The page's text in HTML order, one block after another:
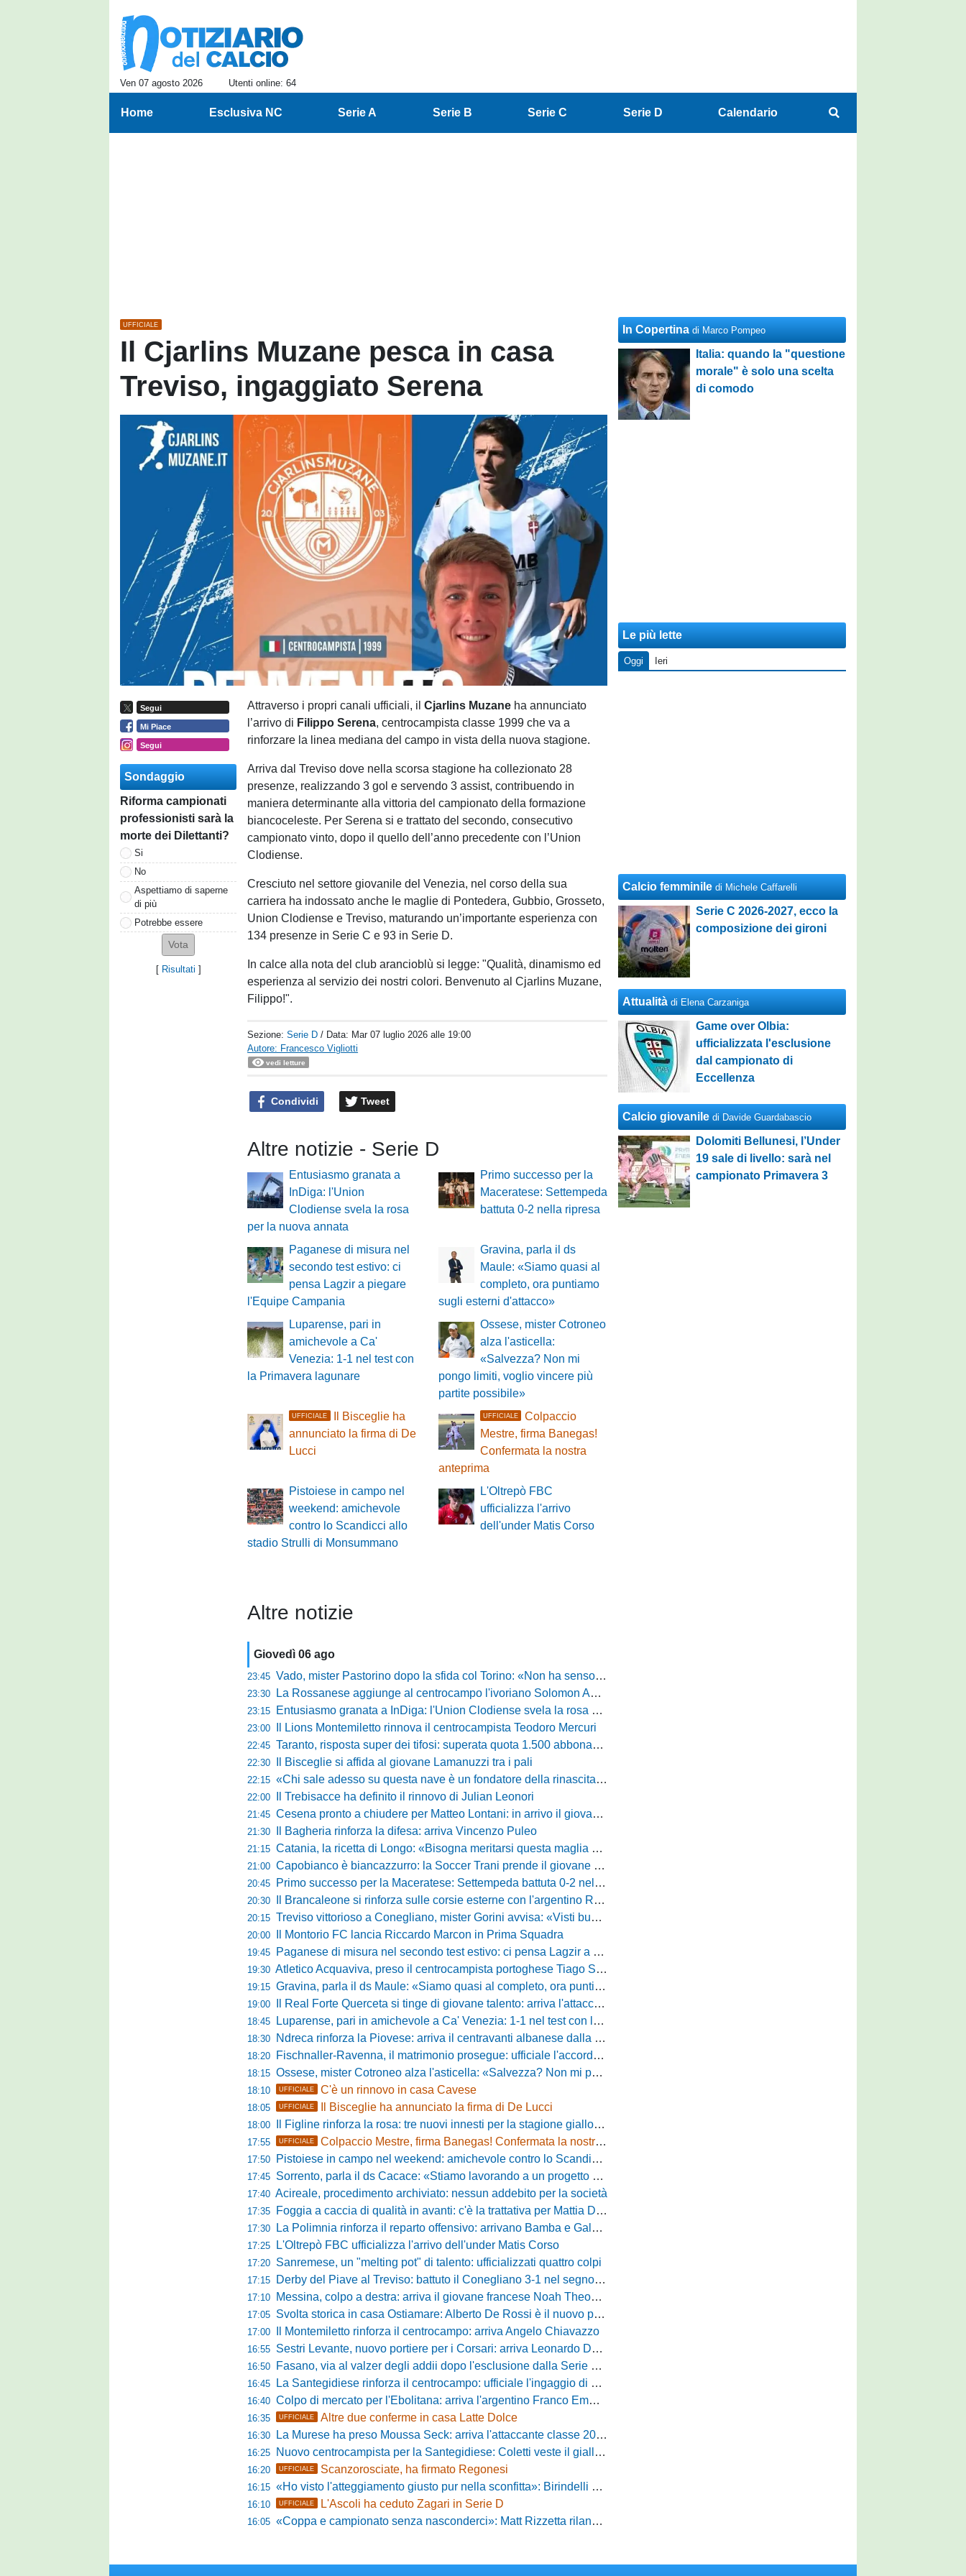
Ven 07 agosto 2026 Utenti online: 64
Home Esclusiva NC Serie A Serie B Serie C Serie D Calendario
UFFICIALE
Il Cjarlins Muzane pesca in casa
Treviso, ingaggiato Serena
Segui
Mi Piace
Segui
Sondaggio
Riforma campionati
professionisti sarà la
morte dei Dilettanti?
Si
No
Aspettiamo di saperne
di più
Potrebbe essere
[ Risultati ]
Attraverso i propri canali ufficiali, ilCjarlins Muzane ha annunciato
l’arrivo di Filippo Serena, centrocampista classe 1999 che va a
rinforzare la linea mediana del campo in vista della nuova stagione.
Arriva dal Treviso dove nella scorsa stagione ha collezionato 28
presenze, realizzando 3 gol e servendo 3 assist, contribuendo in
maniera determinante alla vittoria del campionato della formazione
biancoceleste. Per Serena si e trattato del secondo, consecutivo
campionato vinto, dopo il quello dell’anno precedente con l’Union
Clodiense.
Cresciuto nel settore giovanile del Venezia, nel corso della sua
carriera ha indossato anche le maglie di Pontedera, Gubbio, Grosseto,
Union Clodiense e Treviso, maturando un’importante esperienza con
134 presenze in Serie C e 93 in Serie D.
In calce alla nota del club arancioblù si legge: "Qualità, dinamismo ed
esperienza al servizio dei nostri colori. Benvenuto al Cjarlins Muzane,
Filippo!".
Sezione:Serie D / Data: Mar 07 luglio 2026 alle 19:00
Autore: Francesco Vigliotti
vedi letture
Condividi Tweet
Altre notizie - Serie D
Entusiasmo granata a
InDiga: l'Union
Clodiense svela la rosa
per la nuova annata
Primo successo per la
Maceratese: Settempeda
battuta 0-2 nella ripresa
Paganese di misura nel
secondo test estivo: ci
pensa Lagzir a piegare
l'Equipe Campania
Gravina, parla il ds
Maule: «Siamo quasi al
completo, ora puntiamo
sugli esterni d'attacco»
Luparense, pari in
amichevole a Ca'
Venezia: 1-1 nel test con
la Primavera lagunare
Ossese, mister Cotroneo
alza l'asticella:
«Salvezza? Non mi
pongo limiti, voglio vincere più
partite possibile»
UFFICIALE
Il Bisceglie ha
annunciato la firma di De
Lucci
UFFICIALE
Colpaccio
Mestre, firma Banegas!
Confermata la nostra
anteprima
Pistoiese in campo nel
weekend: amichevole
contro lo Scandicci allo
stadio Strulli di Monsummano
L'Oltrepò FBC
ufficializza l'arrivo
dell'under Matis Corso
Altre notizie
Giovedì 06 ago
23:45 Vado, mister Pastorino dopo la sfida col Torino: «Non ha senso chiudersi e fare le barricate»
23:30 La Rossanese aggiunge al centrocampo l'ivoriano Solomon Andrews Manu
23:15 Entusiasmo granata a InDiga: l'Union Clodiense svela la rosa per la nuova annata
23:00 Il Lions Montemiletto rinnova il centrocampista Teodoro Mercuri
22:45 Taranto, risposta super dei tifosi: superata quota 1.500 abbonamenti
22:30 Il Bisceglie si affida al giovane Lamanuzzi tra i pali
22:15 «Chi sale adesso su questa nave è un fondatore della rinascita»: Davis carica l'ambiente Messina
22:00 Il Trebisacce ha definito il rinnovo di Julian Leonori
21:45 Cesena pronto a chiudere per Matteo Lontani: in arrivo il giovane talento dello Spezia
21:30 Il Bagheria rinforza la difesa: arriva Vincenzo Puleo
21:15 Catania, la ricetta di Longo: «Bisogna meritarsi questa maglia ogni singolo giorno»
21:00 Capobianco è biancazzurro: la Soccer Trani prende il giovane attaccante ex Monopoli
20:45 Primo successo per la Maceratese: Settempeda battuta 0-2 nella ripresa
20:30 Il Brancaleone si rinforza sulle corsie esterne con l'argentino Rotela
20:15 Treviso vittorioso a Conegliano, mister Gorini avvisa: «Visti buoni spunti, ma c'è ancora tanto da lavorare»
20:00 Il Montorio FC lancia Riccardo Marcon in Prima Squadra
19:45 Paganese di misura nel secondo test estivo: ci pensa Lagzir a piegare l'Equipe Campania
19:30 Atletico Acquaviva, preso il centrocampista portoghese Tiago Santos
19:15 Gravina, parla il ds Maule: «Siamo quasi al completo, ora puntiamo sugli esterni d'attacco»
19:00 Il Real Forte Querceta si tinge di giovane talento: arriva l'attaccante Lucchesi
18:45 Luparense, pari in amichevole a Ca' Venezia: 1-1 nel test con la Primavera lagunare
18:30 Ndreca rinforza la Piovese: arriva il centravanti albanese dalla serie D
18:20 Fischnaller-Ravenna, il matrimonio prosegue: ufficiale l'accordo quinquennale per l'attacco
18:15 Ossese, mister Cotroneo alza l'asticella: «Salvezza? Non mi pongo limiti, voglio vincere più partite possibile»
18:10 UFFICIALE C'è un rinnovo in casa Cavese
18:05 UFFICIALE Il Bisceglie ha annunciato la firma di De Lucci
18:00 Il Figline rinforza la rosa: tre nuovi innesti per la stagione gialloblù
17:55 UFFICIALE Colpaccio Mestre, firma Banegas! Confermata la nostra anteprima
17:50 Pistoiese in campo nel weekend: amichevole contro lo Scandicci allo stadio Strulli di Monsummano
17:45 Sorrento, parla il ds Cacace: «Stiamo lavorando a un progetto ambizioso»
17:40 Acireale, procedimento archiviato: nessun addebito per la società
17:35 Foggia a caccia di qualità in avanti: c'è la trattativa per Mattia Della Morte
17:30 La Polimnia rinforza il reparto offensivo: arrivano Bamba e Galeota
17:25 L'Oltrepò FBC ufficializza l'arrivo dell'under Matis Corso
17:20 Sanremese, un "melting pot" di talento: ufficializzati quattro colpi
17:15 Derby del Piave al Treviso: battuto il Conegliano 3-1 nel segno di Gerbi e Vita
17:10 Messina, colpo a destra: arriva il giovane francese Noah Theodore
17:05 Svolta storica in casa Ostiamare: Alberto De Rossi è il nuovo presidente biancoviola
17:00 Il Montemiletto rinforza il centrocampo: arriva Angelo Chiavazzo
16:55 Sestri Levante, nuovo portiere per i Corsari: arriva Leonardo De Franceschi
16:50 Fasano, via al valzer degli addii dopo l'esclusione dalla Serie D: Salzano verso una big campana
16:45 La Santegidiese rinforza il centrocampo: ufficiale l'ingaggio di Luca Scimia
16:40 Colpo di mercato per l'Ebolitana: arriva l'argentino Franco Emmanuel Boló
16:35 UFFICIALE Altre due conferme in casa Latte Dolce
16:30 La Murese ha preso Moussa Seck: arriva l'attaccante classe 2006
16:25 Nuovo centrocampista per la Santegidiese: Coletti veste il giallorosso
16:20 UFFICIALE Scanzorosciate, ha firmato Regonesi
16:15 «Ho visto l'atteggiamento giusto pur nella sconfitta»: Birindelli promuove il Novara nonostante il KO di Chiavari
16:10 UFFICIALE L'Ascoli ha ceduto Zagari in Serie D
16:05 «Coppa e campionato senza nasconderci»: Matt Rizzetta rilancia le ambizioni del Campobasso
In Copertina di Marco Pompeo
Italia: quando la "questione
morale" è solo una scelta
di comodo
Le più lette
Oggi Ieri
Calcio femminile di Michele Caffarelli
Serie C 2026-2027, ecco la
composizione dei gironi
Attualità di Elena Carzaniga
Game over Olbia:
ufficializzata l'esclusione
dal campionato di
Eccellenza
Calcio giovanile di Davide Guardabascio
Dolomiti Bellunesi, l’Under
19 sale di livello: sarà nel
campionato Primavera 3